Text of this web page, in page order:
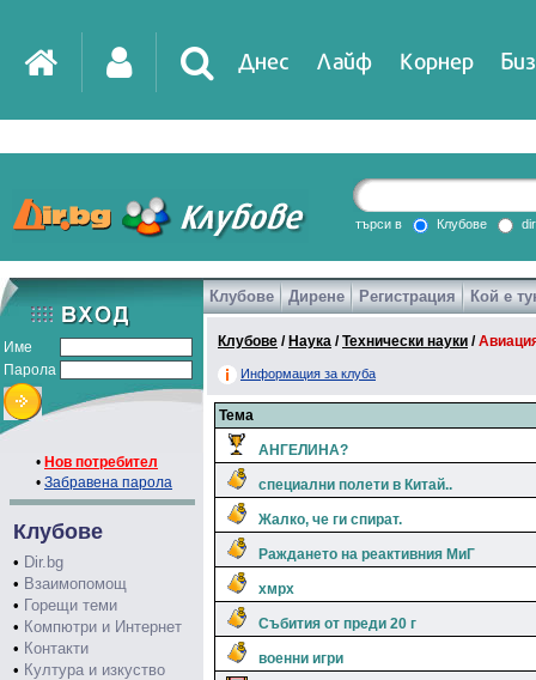
Днес Лайф Корнер
DirTV Impressio
Games
търси в Клубове
Име
Парола
• Нов потребител
• Забравена парола
Клубове
• Dir.bg
• Взаимопомощ
• Горещи теми
• Компютри и Интернет
• Контакти
• Култура и изкуство
Клубове Дирене Регистрация Кой е
Клубове / Наука /Технически науки /
Информация за клуба
Тема
АНГЕЛИНА?
специални полети в Китай..
Жалко, че ги спират.
Раждането на реактивния МиГ
хмрх
Събития от преди 20 г
военни игри